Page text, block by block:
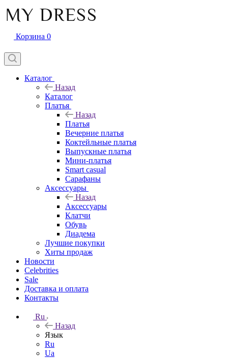
Корзина 0
Каталог
Назад
Каталог
Платья
Назад
Платья
Вечерние платья
Коктейльные платья
Выпускные платья
Мини-платья
Smart casual
Сарафаны
Аксессуары
Назад
Аксессуары
Клатчи
Обувь
Диадема
Лучшие покупки
Хиты продаж
Новости
Celebrities
Sale
Доставка и оплата
Контакты
Ru
Назад
Язык
Ru
Ua